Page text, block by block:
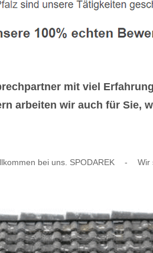
mit viel
arbeiten wir auch für Sie,
bei uns. SPODAREK - Wir